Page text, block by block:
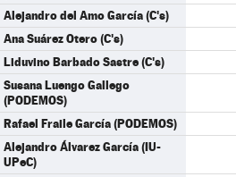
Alejandro del Amo García (C's)
Ana Suárez Otero (C's)
Liduvino Barbado Sastre (C's)
Susana Luengo Gallego
(PODEMOS)
Rafael Fraile García (PODEMOS)
Alejandro Álvarez García (IU-
UPeC)